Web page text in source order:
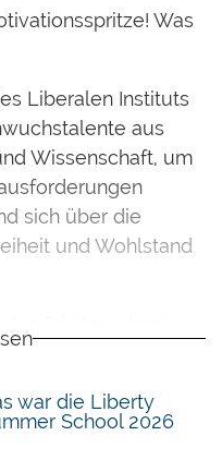
Was
Liberalen Instituts
aus
Wissenschaft, um
sich über die
und Wohlstand
aufgeweckten,
Menschen tun
in
Medien auf
war die Liberty
School 2026